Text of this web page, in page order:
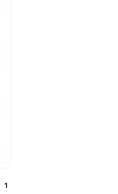
1